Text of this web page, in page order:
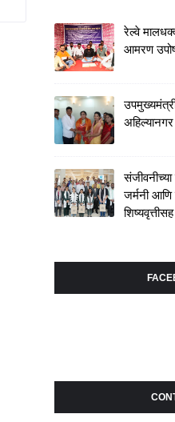
रेल्वे
आमरण
उपमुख्यमंत्री
संजीवनीच्या
जर्मनी आणि